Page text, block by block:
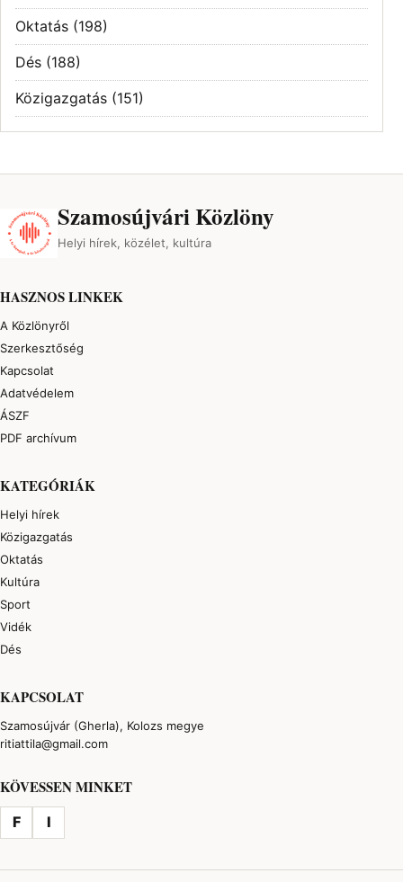
Oktatás (198)
Dés (188)
Közigazgatás (151)
Szamosújvári Közlöny
Helyi hírek, közélet, kultúra
HASZNOS LINKEK
A Közlönyről
Szerkesztőség
Kapcsolat
Adatvédelem
ÁSZF
PDF archívum
KATEGÓRIÁK
Helyi hírek
Közigazgatás
Oktatás
Kultúra
Sport
Vidék
Dés
KAPCSOLAT
Szamosújvár (Gherla), Kolozs megye
ritiattila@gmail.com
KÖVESSEN MINKET
F I